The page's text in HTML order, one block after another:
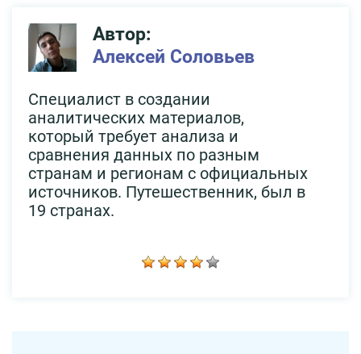
Автор:
Алексей Соловьев
Специалист в создании
аналитических материалов,
который требует анализа и
сравнения данных по разным
странам и регионам с официальных
источников. Путешественник, был в
19 странах.